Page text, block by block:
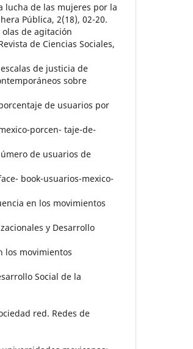
lucha de las mujeres por la
Pública, 2(18), 02-20.
de agitación
de Ciencias Sociales,
de justicia de
sobre
de usuarios por
porcen- taje-de-
de usuarios de
book-usuarios-mexico-
en los movimientos
y Desarrollo
los movimientos
Social de la
red. Redes de